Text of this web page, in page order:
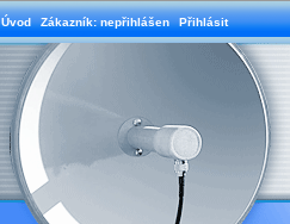
Úvod Zákazník: nepřihlášen Přihlásit